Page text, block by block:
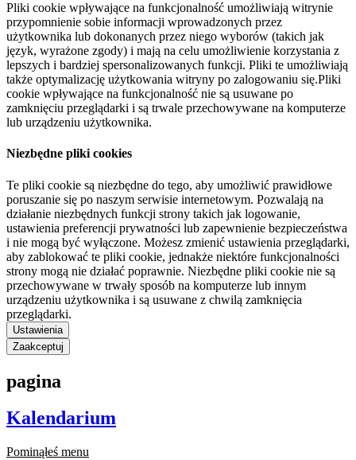
Pliki cookie wpływające na funkcjonalność umożliwiają witrynie
przypomnienie sobie informacji wprowadzonych przez
użytkownika lub dokonanych przez niego wyborów (takich jak
język, wyrażone zgody) i mają na celu umożliwienie korzystania z
lepszych i bardziej spersonalizowanych funkcji. Pliki te umożliwiają
także optymalizację użytkowania witryny po zalogowaniu się.Pliki
cookie wpływające na funkcjonalność nie są usuwane po
zamknięciu przeglądarki i są trwale przechowywane na komputerze
lub urządzeniu użytkownika.
Niezbędne pliki cookies
Te pliki cookie są niezbędne do tego, aby umożliwić prawidłowe
poruszanie się po naszym serwisie internetowym. Pozwalają na
działanie niezbędnych funkcji strony takich jak logowanie,
ustawienia preferencji prywatności lub zapewnienie bezpieczeństwa
i nie mogą być wyłączone. Możesz zmienić ustawienia przeglądarki,
aby zablokować te pliki cookie, jednakże niektóre funkcjonalności
strony mogą nie działać poprawnie. Niezbędne pliki cookie nie są
przechowywane w trwały sposób na komputerze lub innym
urządzeniu użytkownika i są usuwane z chwilą zamknięcia
przeglądarki.
Ustawienia
Zaakceptuj
pagina
Kalendarium
Pominąłeś menu